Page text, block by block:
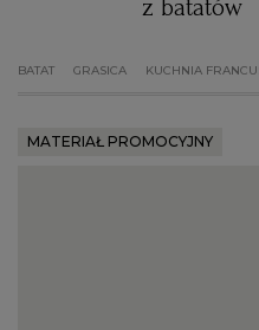
z batatów
BATAT GRASICA KUCHNIA
MATERIAŁ PROMOCYJNY